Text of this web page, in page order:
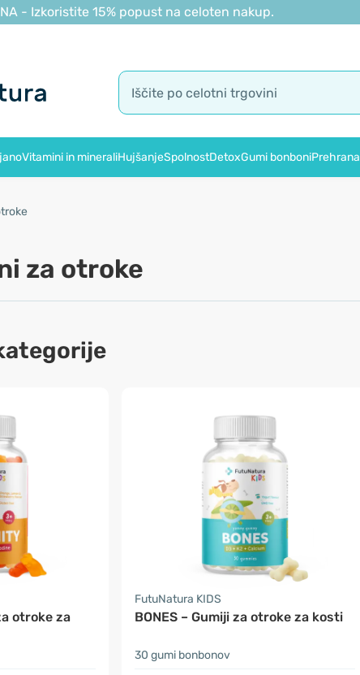
- Izkoristite 15% popust na celoten nakup.
Vitamini in mineraliHujšanjeSpolnostDetoxGumi bonboniPrehrana
za otroke
otroke za
FutuNatura KIDS
BONES – Gumiji za otroke za kosti
30 gumi bonbonov